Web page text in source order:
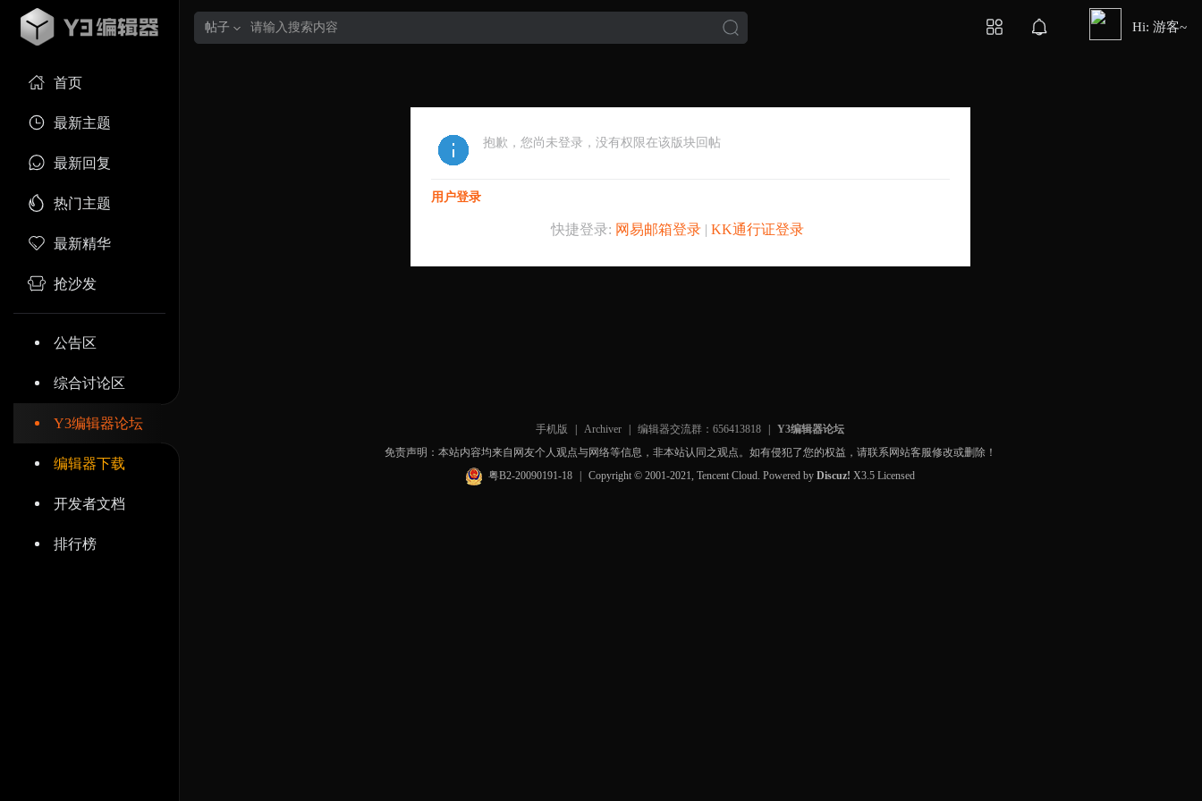
首页
最新主题
最新回复
热门主题
最新精华
抢沙发
公告区
综合讨论区
Y3编辑器论坛
编辑器下载
开发者文档
排行榜
帖子 Hi: 游客~
抱歉，您尚未登录，没有权限在该版块回帖
用户登录
快捷登录: 网易邮箱登录| KK通行证登录
手机版 Archiver 编辑器交流群：656413818
Y3编辑器论坛
免责声明：本站内容均来自网友个人观点与网络等信息，非本站认同之观点。如有侵犯了您的权益，请联系网站客服修改或删除！
粤B2-20090191-18
Copyright © 2001-2021, Tencent Cloud. Powered byDiscuz! X3.5 Licensed